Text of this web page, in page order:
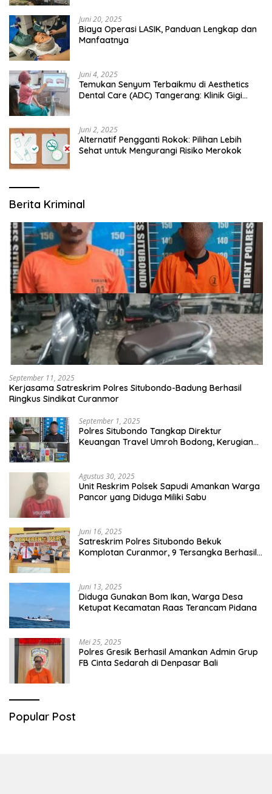
Juni 20, 2025
Biaya Operasi LASIK, Panduan Lengkap dan
Manfaatnya
Juni 4, 2025
Temukan Senyum Terbaikmu di Aesthetics
Dental Care (ADC) Tangerang: Klinik Gigi
Juni 2, 2025
Alternatif Pengganti Rokok: Pilihan Lebih
Sehat untuk Mengurangi Risiko Merokok
Berita Kriminal
September 11, 2025
Kerjasama Satreskrim Polres Situbondo-Badung Berhasil
Ringkus Sindikat Curanmor
September 1, 2025
Polres Situbondo Tangkap Direktur
Keuangan Travel Umroh Bodong, Kerugian
Agustus 30, 2025
Unit Reskrim Polsek Sapudi Amankan Warga
Pancor yang Diduga Miliki Sabu
Juni 16, 2025
Satreskrim Polres Situbondo Bekuk
Komplotan Curanmor, 9 Tersangka Berhasil
Juni 13, 2025
Diduga Gunakan Bom Ikan, Warga Desa
Ketupat Kecamatan Raas Terancam Pidana
Mei 25, 2025
Polres Gresik Berhasil Amankan Admin Grup
FB Cinta Sedarah di Denpasar Bali
Popular Post